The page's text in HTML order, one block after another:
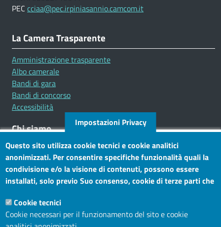
PEC cciaa@pec.irpiniasannio.camcom.it
La Camera Trasparente
Amministrazione trasparente
Albo camerale
Bandi di gara
Bandi di concorso
Accessibilità
Chi siamo
Mission
Statuto e carta dei servizi
Social
Impostazioni Privacy
Questo sito utilizza cookie tecnici e cookie analitici
anonimizzati. Per consentire specifiche funzionalità quali la
condivisione e/o la visione di contenuti, possono essere
installati, solo previo Suo consenso, cookie di terze parti che
questo banner, può accettare tutti i cookies, selezionare le
categorie di cookie di cui consente l’utilizzo e/o modificare le
Cookie tecnici
Cookie necessari per il funzionamento del sito e cookie